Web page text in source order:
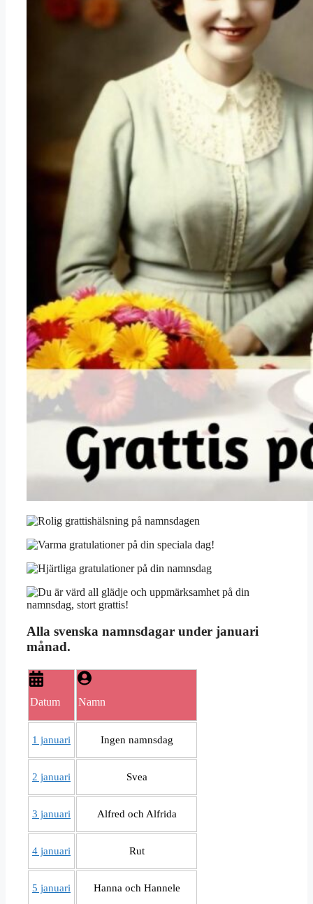
Alla svenska namnsdagar under januari
månad.
Datum Namn
1 januari Ingen namnsdag
2 januari Svea
3 januari Alfred och Alfrida
4 januari Rut
5 januari Hanna och Hannele